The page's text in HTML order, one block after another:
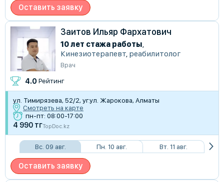
Оставить заявку
Заитов Ильяр Фархатович
10 лет стажа работы
Кинезиотерапевт реабилитолог
Врач
4.0 Рейтинг
​ул. Тимирязева, 52/2, уг.ул. Жарокова, Алматы
Смотреть на карте
пн-пт: 08:00-17:00
4 990 тгTopDoc.kz
Вс. 09 авг. Пн. 10 авг. Вт. 11 авг.
Оставить заявку